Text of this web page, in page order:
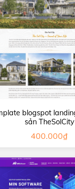
blogspot
sản TheSolCity
400.000₫